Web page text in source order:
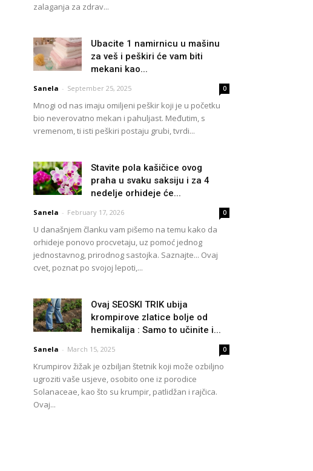
zalaganja za zdrav...
Ubacite 1 namirnicu u mašinu
za veš i peškiri će vam biti
mekani kao...
Sanela - September 25, 2025 0
Mnogi od nas imaju omiljeni peškir koji je u početku
bio neverovatno mekan i pahuljast. Međutim, s
vremenom, ti isti peškiri postaju grubi, tvrdi...
Stavite pola kašičice ovog
praha u svaku saksiju i za 4
nedelje orhideje će...
Sanela - February 17, 2026 0
U današnjem članku vam pišemo na temu kako da
orhideje ponovo procvetaju, uz pomoć jednog
jednostavnog, prirodnog sastojka. Saznajte... Ovaj
cvet, poznat po svojoj lepoti,...
Ovaj SEOSKI TRIK ubija
krompirove zlatice bolje od
hemikalija : Samo to učinite i...
Sanela - March 15, 2025 0
Krumpirov žižak je ozbiljan štetnik koji može ozbiljno
ugroziti vaše usjeve, osobito one iz porodice
Solanaceae, kao što su krumpir, patlidžan i rajčica.
Ovaj...